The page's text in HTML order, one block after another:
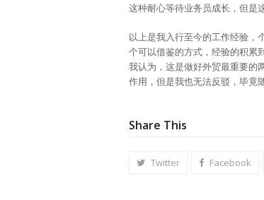
这种耐心等待业务员成长，但是
以上是我入行至今的工作经验，
个可以借鉴的方式，经验的积累
我认为，这是做好外贸最重要的
作用，但是我也无法反驳，毕竟
Share This
Twitter Facebook